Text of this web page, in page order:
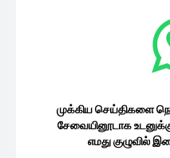
முக்கிய செய்திகளை
சேவையினூடாக
எமது